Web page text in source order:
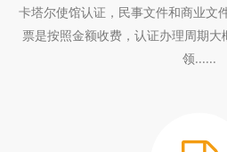
卡塔尔使馆认证，民事文件和商业文
票是按照金额收费，认证办理周期
领......